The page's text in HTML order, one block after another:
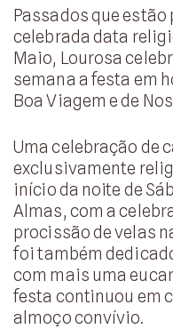
Passados que
celebrada data
Maio, Lourosa
semana a festa em
Boa Viagem e de
Uma celebração de
exclusivamente
início da noite de
Almas, com a
procissão de velas
foi também
com mais uma
festa continuou em
almoço convívio.